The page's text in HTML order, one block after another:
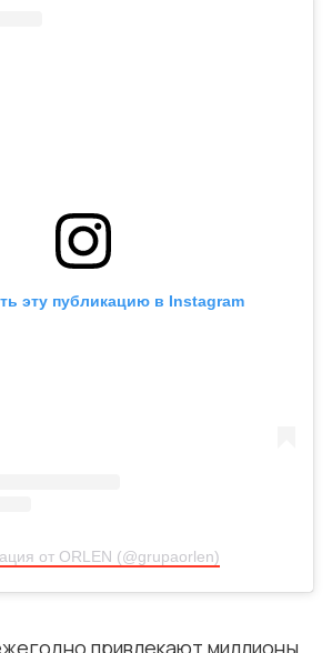
эту публикацию в Instagram
от ORLEN (@grupaorlen)